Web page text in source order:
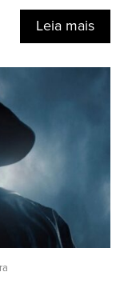
Leia mais